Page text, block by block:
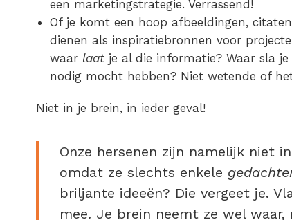
een marketingstrategie. Verrassend!
Of je komt een hoop afbeeldingen,
dienen als inspiratiebronnen voor
waar laat je al die informatie? Waar sla
nodig mocht hebben? Niet wetende of
Niet in je brein, in ieder geval!
Onze hersenen zijn namelijk niet
omdat ze slechts enkele
briljante ideeën? Die vergeet je.
mee. Je brein neemt ze wel